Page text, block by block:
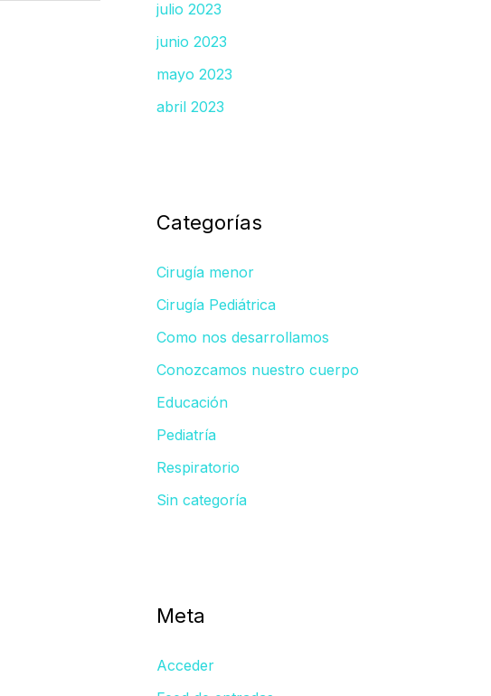
julio 2023
junio 2023
mayo 2023
abril 2023
Categorías
Cirugía menor
Cirugía Pediátrica
Como nos desarrollamos
Conozcamos nuestro cuerpo
Educación
Pediatría
Respiratorio
Sin categoría
Meta
Acceder